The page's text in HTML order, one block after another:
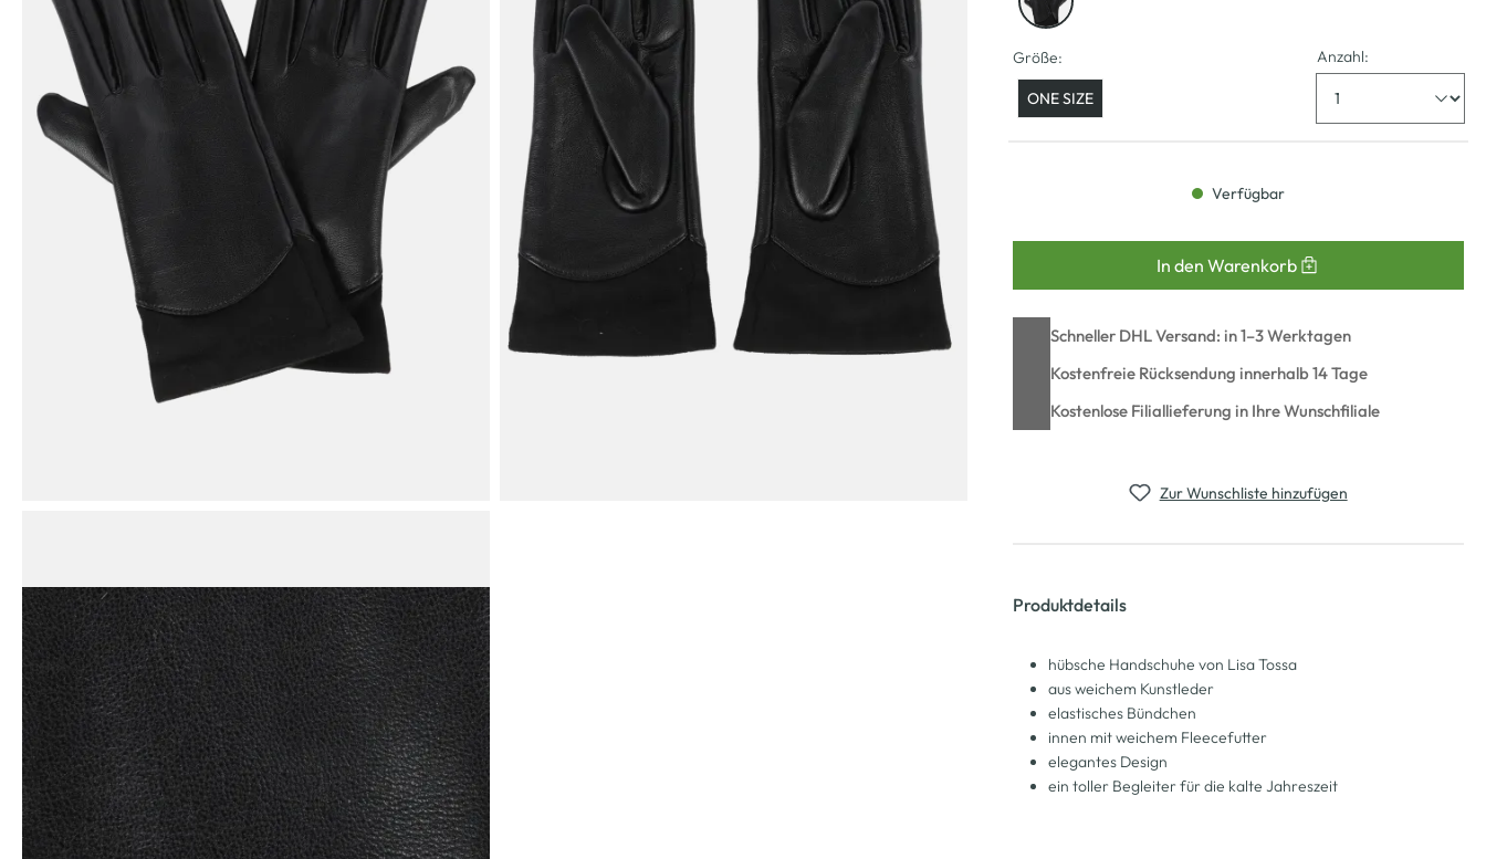
Größe:
ONE SIZE
Anzahl:
Verfügbar
In den Warenkorb
Schneller DHL Versand: in 1–3 Werktagen
Kostenfreie Rücksendung innerhalb 14 Tage
Kostenlose Filiallieferung in Ihre Wunschfiliale
Zur Wunschliste hinzufügen
Produktdetails
hübsche Handschuhe von Lisa Tossa
aus weichem Kunstleder
elastisches Bündchen
innen mit weichem Fleecefutter
elegantes Design
ein toller Begleiter für die kalte Jahreszeit